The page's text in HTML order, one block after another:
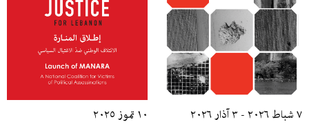
٧ شباط ٢٠٢٦ - ٣ آذار ٢٠٢٦
١٠ تموز ٢٠٢٥